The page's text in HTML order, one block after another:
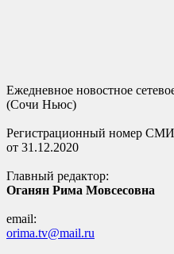
Ежедневное новостное
(Сочи Ньюс)
Регистрационный номер
от 31.12.2020
Главный редактор:
Оганян Рима Мовсесовна
email:
orima.tv@mail.ru